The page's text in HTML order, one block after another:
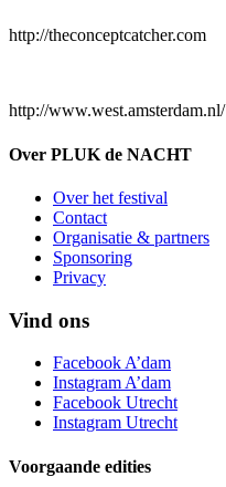
http://theconceptcatcher.com
http://www.west.amsterdam.nl/
Over PLUK de NACHT
Over het festival
Contact
Organisatie & partners
Sponsoring
Privacy
Vind ons
Facebook A’dam
Instagram A’dam
Facebook Utrecht
Instagram Utrecht
Voorgaande edities